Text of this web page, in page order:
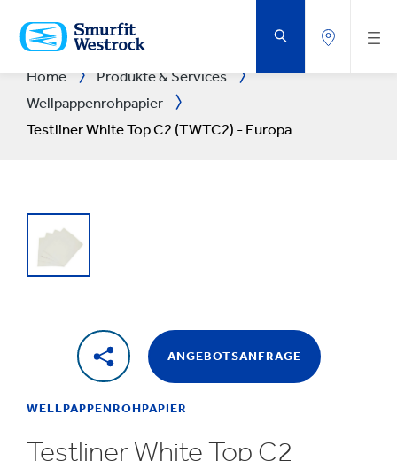
HAUPTINHALT
SPRINGEN
Home
Produkte & Services
Wellpappenrohpapier
Testliner White Top C2 (TWTC2) - Europa
ANGEBOTSANFRAGE
WELLPAPPENROHPAPIER
Testliner White Top C2